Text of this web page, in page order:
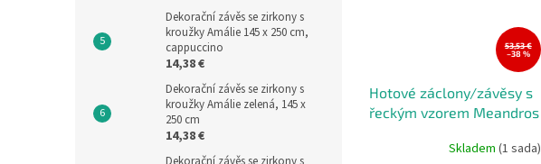
Dekorační závěs se zirkony s
kroužky Amálie 145 x 250 cm,
cappuccino
14,38 €
Dekorační závěs se zirkony s
kroužky Amálie zelená, 145 x
250 cm
14,38 €
53,53 €
–38 %
Hotové záclony/závěsy s
řeckým vzorem Meandros
Skladem (1 sada)